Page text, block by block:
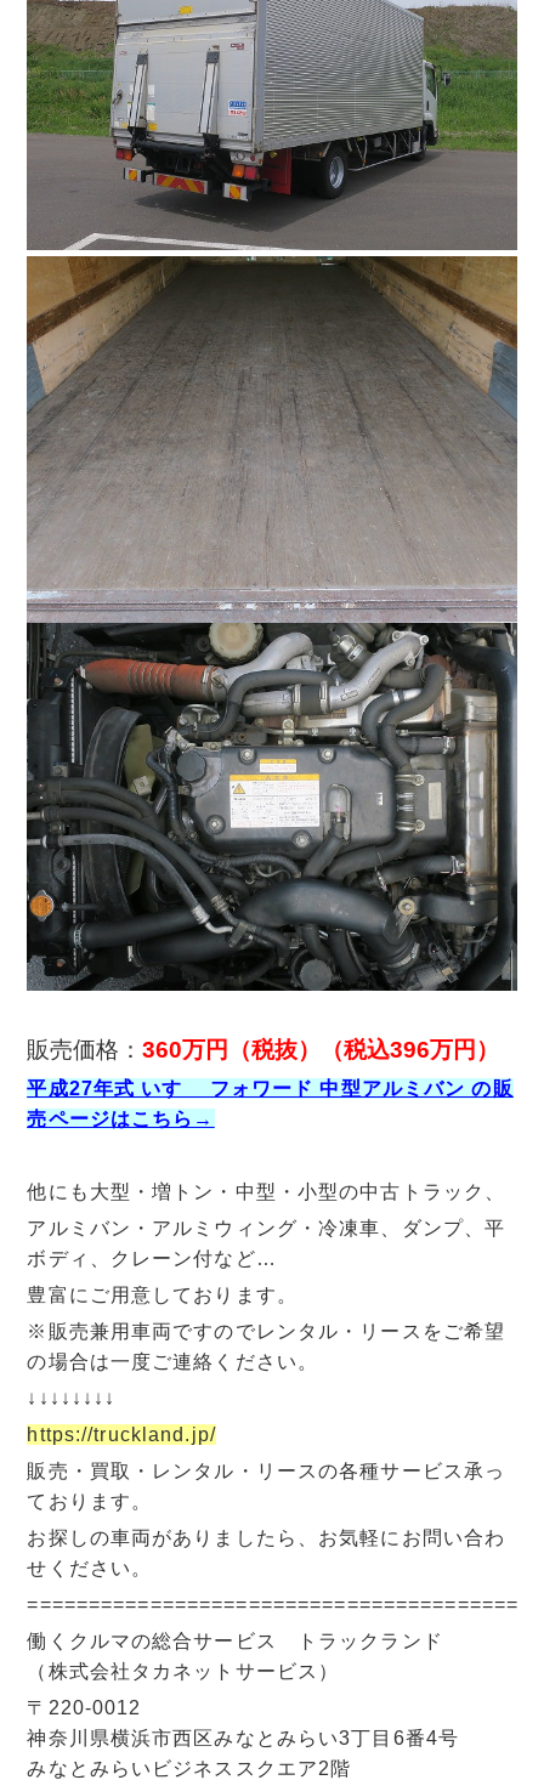
販売価格：360万円（税抜）（税込396万円）
平成27年式 いすゞ フォワード 中型アルミバン の販
売ページはこちら→
他にも大型・増トン・中型・小型の中古トラック、
アルミバン・アルミウィング・冷凍車、ダンプ、平
ボディ、クレーン付など…
豊富にご用意しております。
※販売兼用車両ですのでレンタル・リースをご希望
の場合は一度ご連絡ください。
↓↓↓↓↓↓↓↓
https://truckland.jp/
販売・買取・レンタル・リースの各種サービス承っ
ております。
お探しの車両がありましたら、お気軽にお問い合わ
せください。
=========================================
働くクルマの総合サービス トラックランド
（株式会社タカネットサービス）
〒220-0012
神奈川県横浜市西区みなとみらい3丁目6番4号
みなとみらいビジネススクエア2階